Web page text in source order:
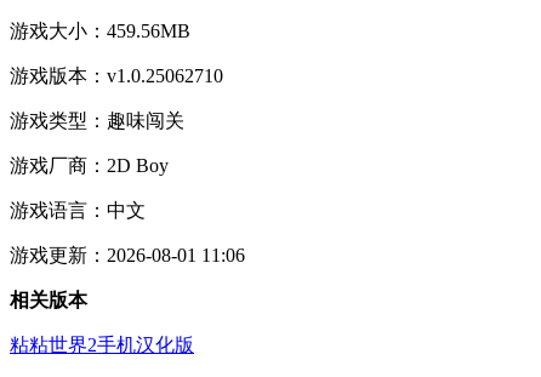
游戏大小： 459.56MB
游戏版本： v1.0.25062710
游戏类型： 趣味闯关
游戏厂商： 2D Boy
游戏语言： 中文
游戏更新： 2026-08-01 11:06
相关版本
粘粘世界2手机汉化版